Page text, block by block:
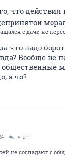
что действия
с дачи не
что надо
Вообще не
общественные
а чо?
vran
не совпадают с